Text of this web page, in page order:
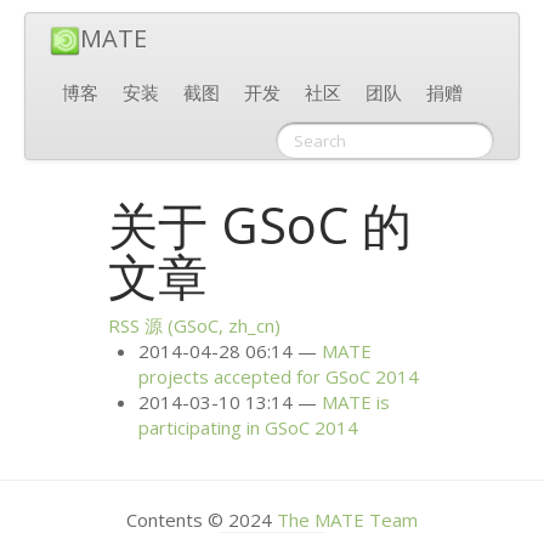
MATE
博客 安装 截图 开发 社区 团队 捐赠
关于 GSoC 的
文章
RSS 源 (GSoC, zh_cn)
2014-04-28 06:14
MATE
projects accepted for GSoC 2014
2014-03-10 13:14
MATE is
participating in GSoC 2014
Contents © 2024 The MATE Team